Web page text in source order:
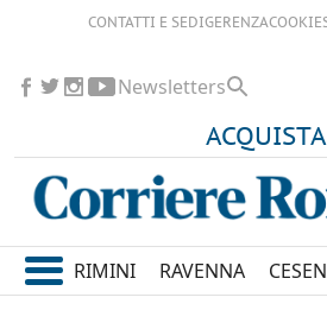
CONTATTI E SEDIGERENZA
ACQUISTA
Newsletters
RIMINI RAVENNA